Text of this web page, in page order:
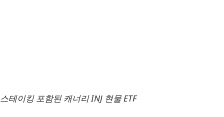
스테이킹 포함된 캐너리 INJ 현물 ETF